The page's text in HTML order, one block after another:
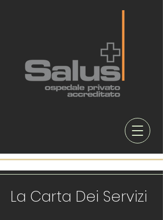
La Carta Dei Servizi